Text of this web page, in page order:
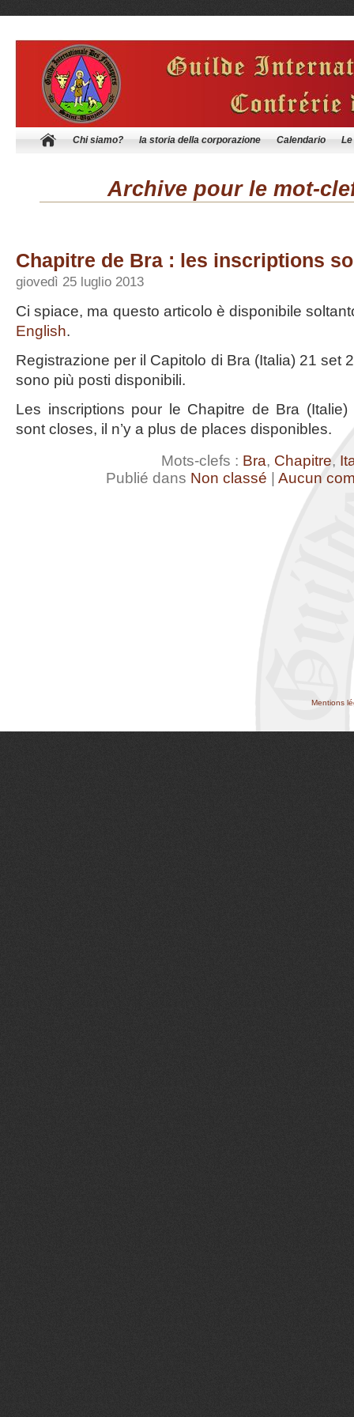
Chi siamo? la storia della corporazione Calendario
Archive pour le mot-clef
Chapitre de Bra : les inscriptions
giovedì 25 luglio 2013
Ci spiace, ma questo articolo è disponibile
English.
Registrazione per il Capitolo di Bra (Italia) 21 set
sono più posti disponibili.
Les inscriptions pour le Chapitre de Bra
sont closes, il n’y a plus de places disponibles.
Mots-clefs : Bra, Chapitre,
Publié dans Non classé Aucun
Mentions